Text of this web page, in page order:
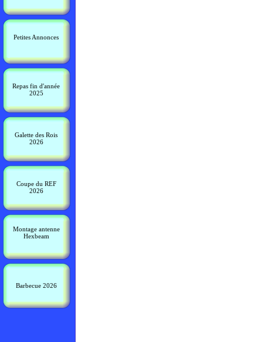
Petites Annonces
Repas fin d'année
2025
Galette des Rois
2026
Coupe du REF
2026
Montage antenne
Hexbeam
Barbecue 2026